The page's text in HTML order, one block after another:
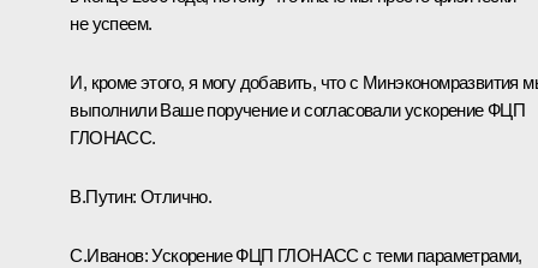
не успеем.
И, кроме этого, я могу добавить, что с Минэкономразвития
выполнили Ваше поручение и согласовали ускорение ФЦП
ГЛОНАСС.
В.Путин: Отлично.
С.Иванов: Ускорение ФЦП ГЛОНАСС с теми параметрами,